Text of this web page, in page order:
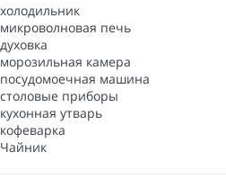
холодильник
микроволновая печь
духовка
морозильная камера
посудомоечная машина
столовые приборы
кухонная утварь
кофеварка
Чайник